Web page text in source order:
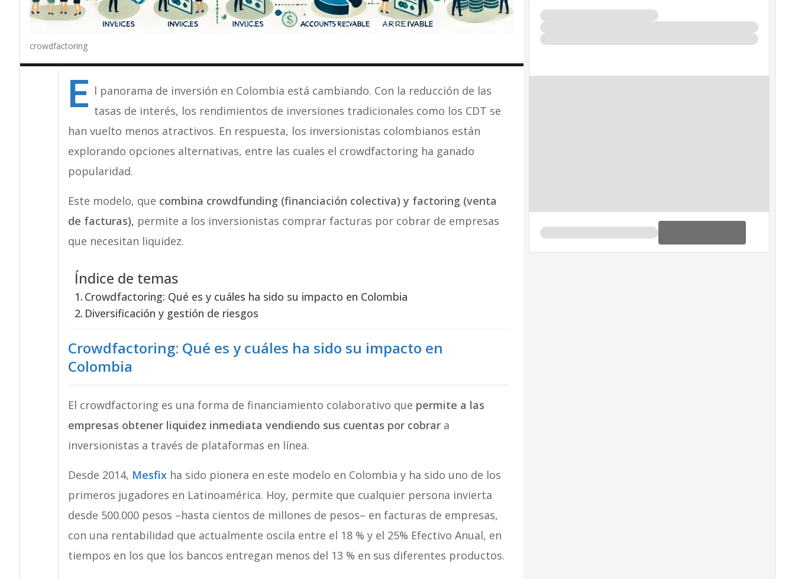
crowdfactoring
E l panorama de inversión en Colombia está cambiando. Con la reducción de las
tasas de interés, los rendimientos de inversiones tradicionales como los CDT se
han vuelto menos atractivos. En respuesta, los inversionistas colombianos están
explorando opciones alternativas, entre las cuales el crowdfactoring ha ganado
popularidad.
Este modelo, que combina crowdfunding (financiación colectiva) y factoring (venta
de facturas), permite a los inversionistas comprar facturas por cobrar de empresas
que necesitan liquidez.
Índice de temas
Crowdfactoring: Qué es y cuáles ha sido su impacto en Colombia
Diversificación y gestión de riesgos
Crowdfactoring: Qué es y cuáles ha sido su impacto en
Colombia
El crowdfactoring es una forma de financiamiento colaborativo que permite a las
empresas obtener liquidez inmediata vendiendo sus cuentas por cobrara
inversionistas a través de plataformas en línea.
Desde 2014, Mesfixha sido pionera en este modelo en Colombia y ha sido uno de los
primeros jugadores en Latinoamérica. Hoy, permite que cualquier persona invierta
desde 500.000 pesos –hasta cientos de millones de pesos– en facturas de empresas,
con una rentabilidad que actualmente oscila entre el 18 % y el 25% Efectivo Anual, en
tiempos en los que los bancos entregan menos del 13 % en sus diferentes productos.